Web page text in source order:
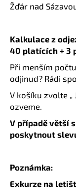
Žďár nad
Kalkulace z
40 platících + 3
Při menším
odjinud? Rádi
V košíku zvolte „
ozveme.
V případě větší
poskytnout
Poznámka:
Exkurze na